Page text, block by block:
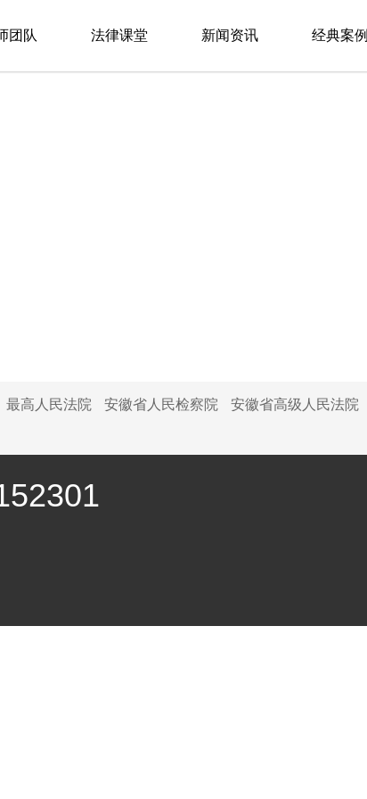
团队 法律课堂 新闻资讯 经典案例
最高人民法院 安徽省人民检察院 安徽省高级人民法院